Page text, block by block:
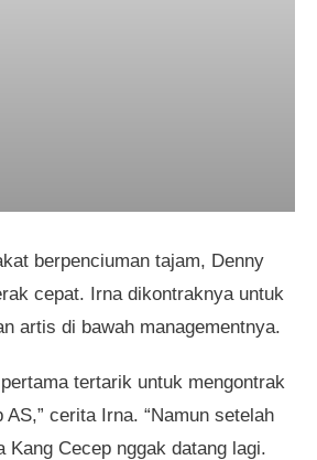
berpenciuman tajam, Denny
cepat. Irna dikontraknya untuk
artis di bawah managementnya.
tertarik untuk mengontrak
cerita Irna. “Namun setelah
Kang Cecep nggak datang lagi.